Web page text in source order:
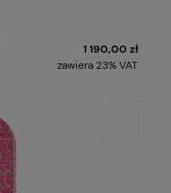
1 190,00 zł
zawiera 23% VAT